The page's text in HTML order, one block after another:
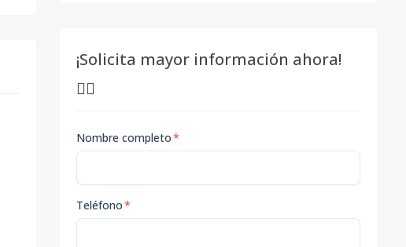
¡Solicita mayor información ahora!
👇🏽
Nombre completo*
Teléfono*